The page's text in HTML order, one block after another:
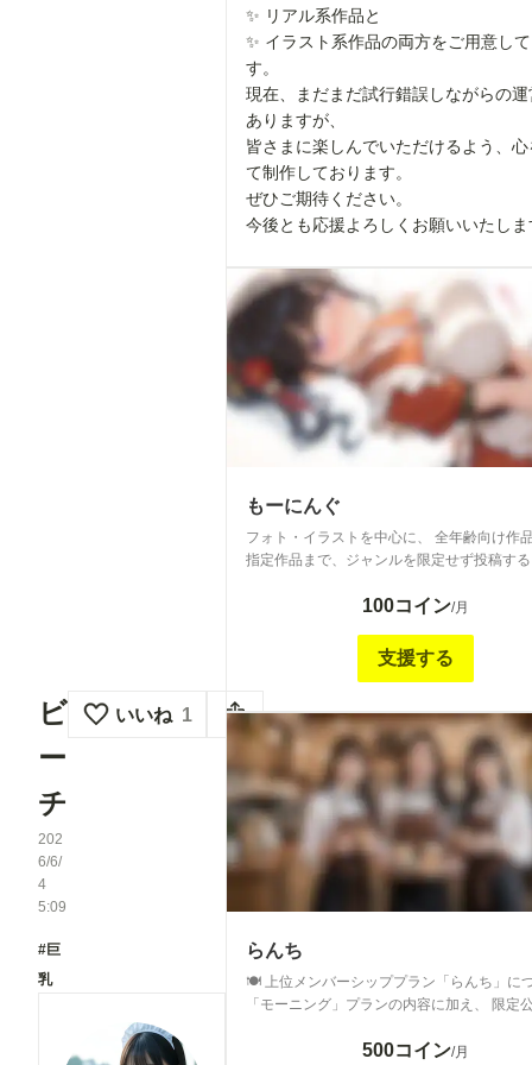
ビ
ー
チ
202
6/6/
4
5:09
#巨
乳
いいね 1
✨ リアル系作品と
✨ イラスト系作品の両方をご用意し
す。
現在、まだまだ試行錯誤しながらの
ありますが、
皆さまに楽しんでいただけるよう、
て制作しております。
ぜひご期待ください。
今後とも応援よろしくお願いいたしま
もーにんぐ
フォト・イラストを中心に、 全年齢向け作
指定作品まで、ジャンルを限定せず投稿す
限定の画像を随時公開します。 少し特別な作品を 無
気軽に参加していただけるプランです。 ご
100コイン/月
支援する
らんち
🍽 上位メンバーシッププラン「らんち」に
「モーニング」プランの内容に加え、 限定
予定は、週１回程度です。 新設された最上位プラン
500コイン/月